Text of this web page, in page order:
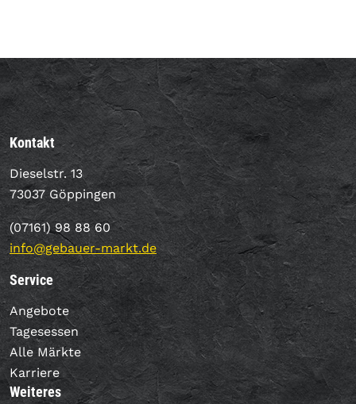
Kontakt
Dieselstr. 13
73037 Göppingen
(07161) 98 88 60
info@gebauer-markt.de
Service
Angebote
Tagesessen
Alle Märkte
Karriere
Weiteres